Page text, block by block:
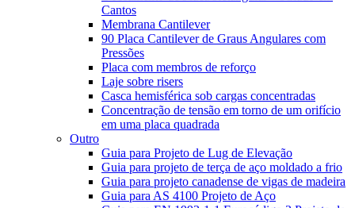
Cantos
Membrana Cantilever
90 Placa Cantilever de Graus Angulares com
Pressões
Placa com membros de reforço
Laje sobre risers
Casca hemisférica sob cargas concentradas
Concentração de tensão em torno de um orifício
em uma placa quadrada
Outro
Guia para Projeto de Lug de Elevação
Guia para projeto de terça de aço moldado a frio
Guia para projeto canadense de vigas de madeira
Guia para AS 4100 Projeto de Aço